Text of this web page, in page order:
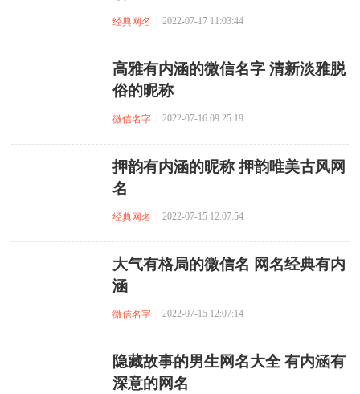
经典网名 | 2022-07-17 11:03:44
高雅有内涵的微信名字 清新淡雅脱
俗的昵称
微信名字 | 2022-07-16 09:25:19
押韵有内涵的昵称 押韵唯美古风网
名
经典网名 | 2022-07-15 12:07:54
大气有格局的微信名 网名经典有内
涵
微信名字 | 2022-07-15 12:07:14
隐藏故事的男生网名大全 有内涵有
深意的网名